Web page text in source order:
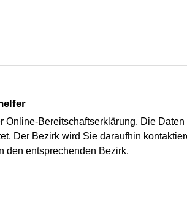
Bereitschaftserklärung. Die
Der Bezirk wird Sie daraufhin
den entsprechenden Bezirk.